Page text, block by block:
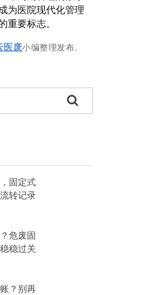
为医院现代化管理
重要标志。
医废小编整理发布
固定式
转记录
危废固
稳过关
？别再